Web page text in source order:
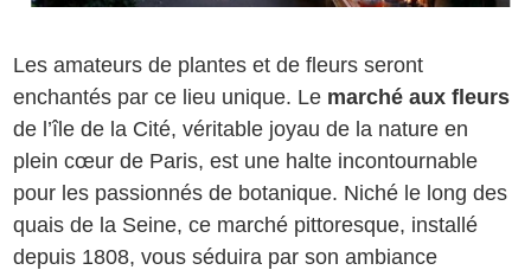
Les amateurs de plantes et de fleurs seront
enchantés par ce lieu unique. Le marché aux fleurs
de l’île de la Cité, véritable joyau de la nature en
plein cœur de Paris, est une halte incontournable
pour les passionnés de botanique. Niché le long des
quais de la Seine, ce marché pittoresque, installé
depuis 1808, vous séduira par son ambiance